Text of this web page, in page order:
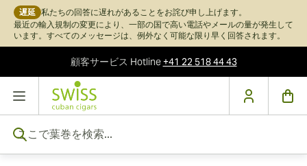
遅延 私たちの回答に遅れがあることをお詫び申し上げます。
最近の輸入規制の変更により、一部の国で高い電話やメールの量が発生して
います。すべてのメッセージは、例外なく可能な限り早く回答されます。
顧客サービス Hotline+41 22 518 44 43
コンテンツにスキップ